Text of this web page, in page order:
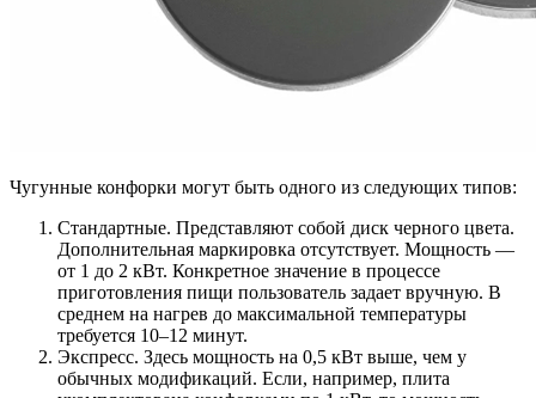
Чугунные конфорки могут быть одного из следующих типов:
Стандартные. Представляют собой диск черного цвета.
Дополнительная маркировка отсутствует. Мощность —
от 1 до 2 кВт. Конкретное значение в процессе
приготовления пищи пользователь задает вручную. В
среднем на нагрев до максимальной температуры
требуется 10–12 минут.
Экспресс. Здесь мощность на 0,5 кВт выше, чем у
обычных модификаций. Если, например, плита